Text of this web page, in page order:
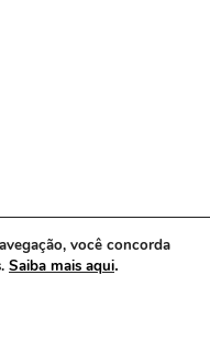
você concorda
Saiba mais aqui.